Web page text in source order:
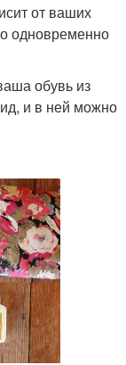
от ваших
одновременно
обувь из
и в ней можно